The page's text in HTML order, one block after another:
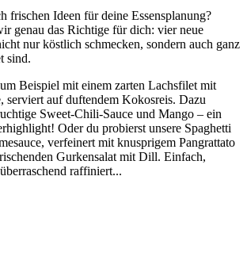
frischen Ideen für deine Essensplanung?
genau das Richtige für dich: vier neue
nur köstlich schmecken, sondern auch ganz
sind.
Beispiel mit einem zarten Lachsfilet mit
serviert auf duftendem Kokosreis. Dazu
Sweet-Chili-Sauce und Mango – ein
Oder du probierst unsere Spaghetti
verfeinert mit knusprigem Pangrattato
Gurkensalat mit Dill. Einfach,
raffiniert...